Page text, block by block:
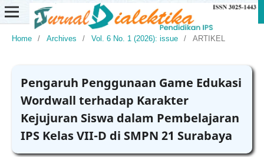
Home / Archives / Vol. 6 No. 1 (2026): issue / ARTIKEL
Pengaruh Penggunaan Game Edukasi
Wordwall terhadap Karakter
Kejujuran Siswa dalam Pembelajaran
IPS Kelas VII-D di SMPN 21 Surabaya